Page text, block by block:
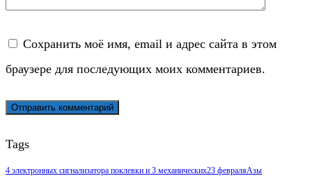
Сохранить моё имя, email и адрес сайта в этом
браузере для последующих моих комментариев.
Tags
4 электронных сигнализатора поклевки и 3 механических23 февраляАзы